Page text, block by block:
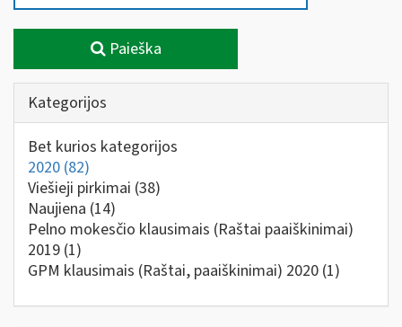
Paieška
Kategorijos
Bet kurios kategorijos
2020 (82)
Viešieji pirkimai (38)
Naujiena (14)
Pelno mokesčio klausimais (Raštai paaiškinimai)
2019 (1)
GPM klausimais (Raštai, paaiškinimai) 2020 (1)